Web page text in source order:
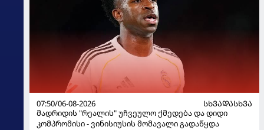
07:50/06-08-2026
ᲡᲮᲕᲐᲓᲐᲡᲮᲕᲐ
მადრიდის "რეალის" უჩვეულო ქმედება და დიდი
კომპრომისი - ვინისიუსის მომავალი გადაწყდა